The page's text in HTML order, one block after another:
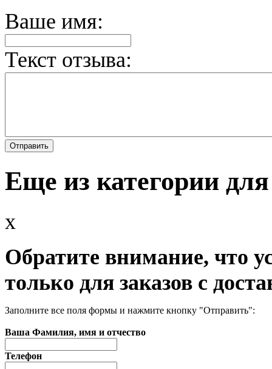
Ваше имя:
Текст отзыва:
Еще из категории
x
Обратите внимание, что
только для заказов с
Заполните все поля формы и нажмите кнопку "Отправить":
Ваша Фамилия, имя и отчество
Телефон